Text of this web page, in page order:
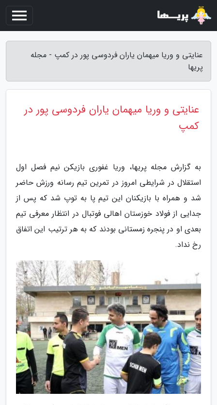
عنایتی و وریا میهمان یاران فردوسی پور در کمپ - مجله
پریها
عنایتی و وریا میهمان یاران فردوسی پور در
کمپ
به گزارش مجله پریها، وریا غفوری بازیکن نیم فصل اول
استقلال در شرایطی امروز در تمرین تیم رسانه ورزش حاضر
شد و همراه با بازیکنان این تیم پا به توپ شد که پس از
جدایی از فولاد خوزستان اهالی فوتبال در انتظار معرفی تیم
بعدی او در پنجره زمستانی بودند که به هر ترتیب این اتفاق
رخ نداد.